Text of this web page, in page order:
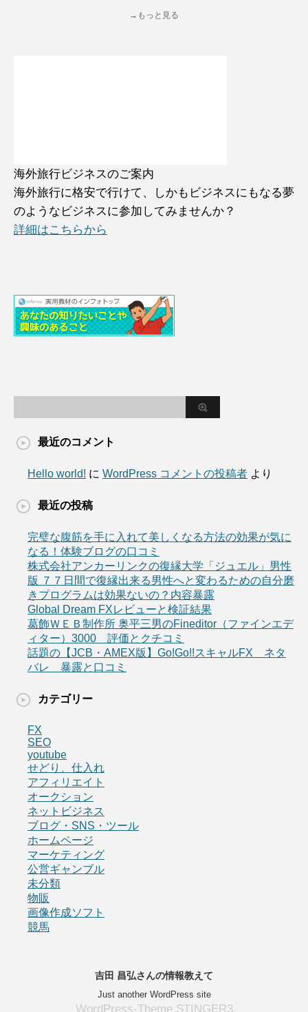
→もっと見る
海外旅行ビジネスのご案内
海外旅行に格安で行けて、しかもビジネスにもなる夢
のようなビジネスに参加してみませんか？
詳細はこちらから
最近のコメント
Hello world! に WordPress コメントの投稿者 より
最近の投稿
完璧な腹筋を手に入れて美しくなる方法の効果が気に
なる！体験ブログの口コミ
株式会社アンカーリンクの復縁大学「ジュエル」男性
版 ７７日間で復縁出来る男性へと変わるための自分磨
きプログラムは効果ないの？内容暴露
Global Dream FXレビューと検証結果
葛飾ＷＥＢ制作所 奥平三男のFineditor（ファインエデ
ィター）3000 評価とクチコミ
話題の【JCB・AMEX版】Go!Go!!スキャルFX ネタ
バレ 暴露と口コミ
カテゴリー
FX
SEO
youtube
せどり、仕入れ
アフィリエイト
オークション
ネットビジネス
ブログ・SNS・ツール
ホームページ
マーケティング
公営ギャンブル
未分類
物販
画像作成ソフト
競馬
吉田 昌弘さんの情報教えて
Just another WordPress site
WordPress-Theme STINGER3